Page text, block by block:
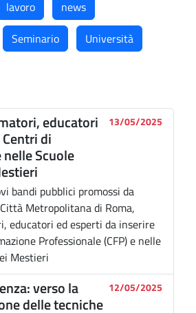
lavoro
news
Seminario
Università
educatori
di
Scuole
13/05/2025
bandi pubblici promossi da
Metropolitana di Roma,
educatori ed esperti da inserire
Professionale (CFP) e nelle
Mestieri
verso la
delle tecniche
12/05/2025